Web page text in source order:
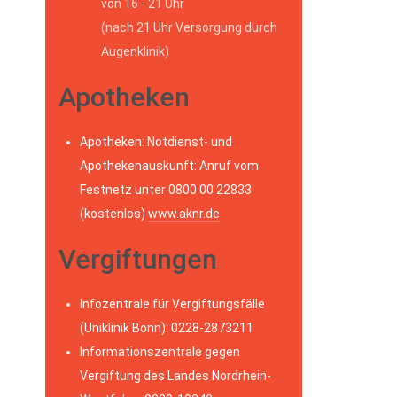
von 16 - 21 Uhr
(nach 21 Uhr Versorgung durch
Augenklinik)
Apotheken
Apotheken: Notdienst- und
Apothekenauskunft: Anruf vom
Festnetz unter 0800 00 22833
(kostenlos) www.aknr.de
Vergiftungen
Infozentrale für Vergiftungsfälle
(Uniklinik Bonn): 0228-2873211
Informationszentrale gegen
Vergiftung des Landes Nordrhein-